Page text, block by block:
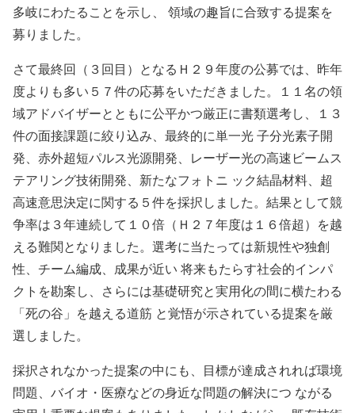
多岐にわたることを示し、 領域の趣旨に合致する提案を
募りました。
さて最終回（３回目）となるＨ２９年度の公募では、昨年
度よりも多い５７件の応募をいただきました。１１名の領
域アドバイザーとともに公平かつ厳正に書類選考し、１３
件の面接課題に絞り込み、最終的に単一光 子分光素子開
発、赤外超短パルス光源開発、レーザー光の高速ビームス
テアリング技術開発、新たなフォトニ ック結晶材料、超
高速意思決定に関する５件を採択しました。結果として競
争率は３年連続して１０倍（Ｈ２７年度は１６倍超）を越
える難関となりました。選考に当たっては新規性や独創
性、チーム編成、成果が近い 将来もたらす社会的インパ
クトを勘案し、さらには基礎研究と実用化の間に横たわる
「死の谷」を越える道筋 と覚悟が示されている提案を厳
選しました。
採択されなかった提案の中にも、目標が達成されれば環境
問題、バイオ・医療などの身近な問題の解決につ ながる